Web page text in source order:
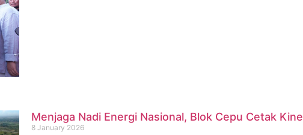
Menjaga Nadi Energi Nasional, Blok Cepu Cetak
8 January 2026